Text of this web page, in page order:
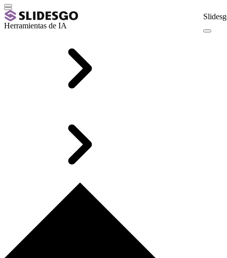
Herramientas de IA